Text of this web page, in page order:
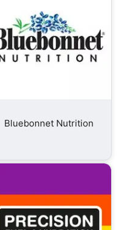
Bluebonnet Nutrition